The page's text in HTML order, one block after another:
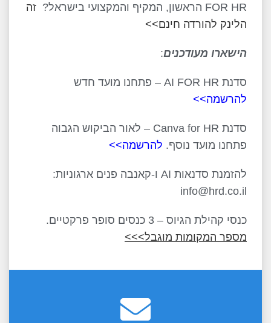
FOR HR הראשון, המקיף והמקצועי בישראל?
זה
הלינק להורדה חינם>>
הישארו מעודכנים:
סדנת AI FOR HR – פתחנו מועד חדש
להרשמה>>
סדנת Canva for HR – לאור הביקוש הגבוה
פתחנו מועד נוסף. להרשמה>>
להזמנת סדנאות AI ו-קאנבה פנים ארגוניות:
info@hrd.co.il
כנסי קהילת הגיוס – 3 כנסים סופר פרקטיים.
מספר המקומות מוגבל>>>